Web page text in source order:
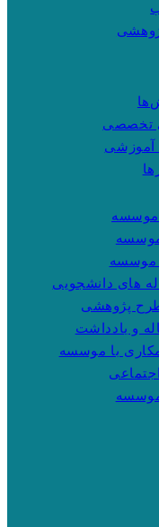
تخصصی
آموزشی
موسسه
موسسه
موسسه
های دانشجویی
طرح پژوهشی
و یادداشت
با موسسه